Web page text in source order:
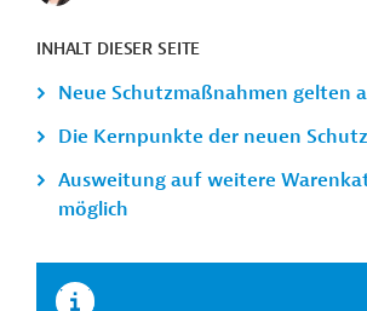
INHALT DIESER SEITE
Neue Schutzmaßnahmen gelten
Die Kernpunkte der neuen
Ausweitung auf weitere
möglich